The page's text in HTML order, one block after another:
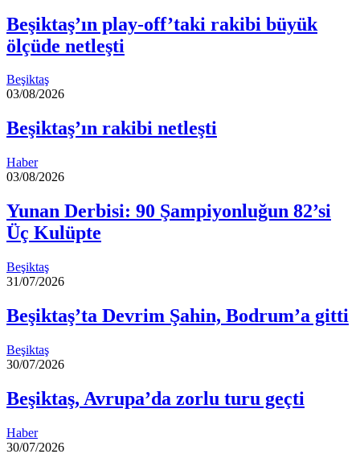
Beşiktaş’ın play-off’taki rakibi büyük
ölçüde netleşti
Beşiktaş
03/08/2026
Beşiktaş’ın rakibi netleşti
Haber
03/08/2026
Yunan Derbisi: 90 Şampiyonluğun 82’si
Üç Kulüpte
Beşiktaş
31/07/2026
Beşiktaş’ta Devrim Şahin, Bodrum’a gitti
Beşiktaş
30/07/2026
Beşiktaş, Avrupa’da zorlu turu geçti
Haber
30/07/2026